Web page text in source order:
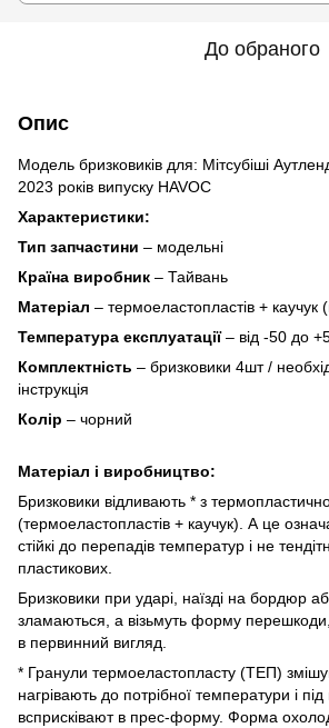
До обраного
Опис
Модель бризковиків для: Мітсубіші
2023 років випуску HAVOC
Характеристики:
Тип запчастини – модельні
Країна виробник – Тайвань
Матеріал – термоеластопластів + ​​каучук
Температура експлуатації– від -50 до
Комплектність – бризковики 4шт /
інструкція
Колір – чорний
Матеріал і виробництво:
Бризковики відливають * з
(термоеластопластів + ​​каучук). А це
стійкі до перепадів температур і не
пластикових.
Бризковики при ударі, наїзді на бордюр
зламаються, а візьмуть форму перешкоди,
в первинний вигляд.
* Гранули термоеластопласту (ТЕП)
нагрівають до потрібної температури і
всприсківают в прес-форму. Форма